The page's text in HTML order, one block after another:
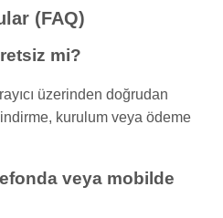
(FAQ)
mi?
üzerinden doğrudan
kurulum veya ödeme
veya mobilde